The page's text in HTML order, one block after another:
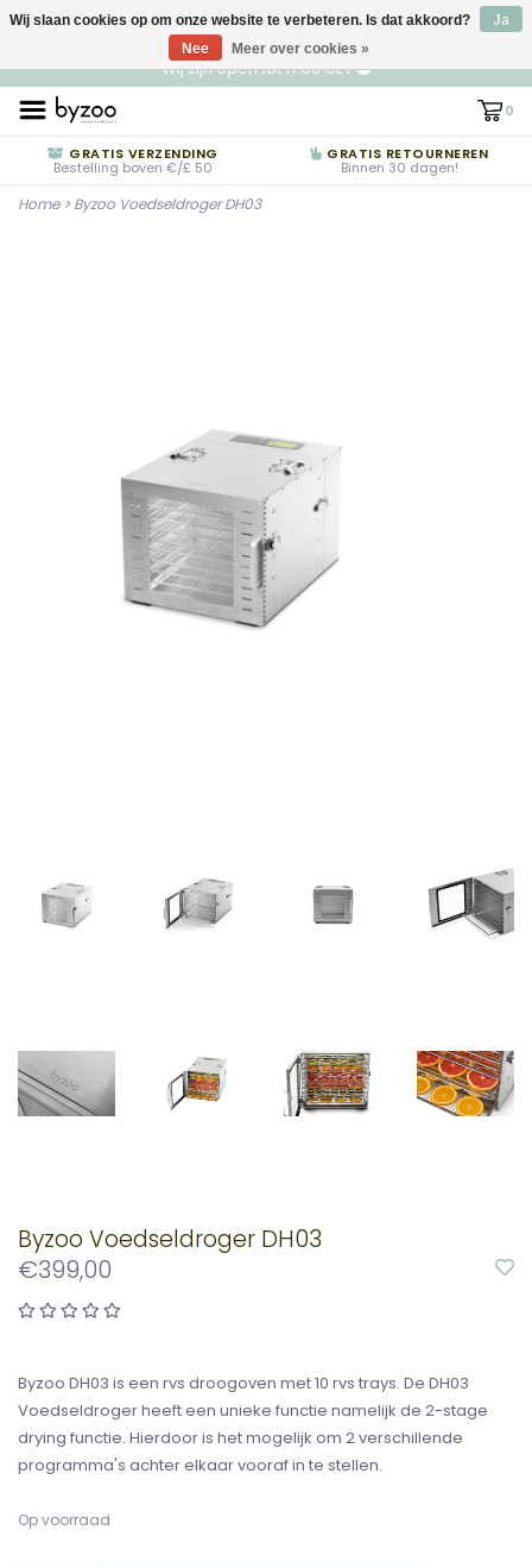
NL
€ EUR
Wij zijn open tot 17:00 CET
0
GRATIS VERZENDING
Bestelling boven €/£ 50
GRATIS RETOURNEREN
Binnen 30 dagen!
Home>Byzoo Voedseldroger DH03
Byzoo Voedseldroger DH03
€399,00
Byzoo DH03 is een rvs droogoven met 10 rvs trays. De DH03
Voedseldroger heeft een unieke functie namelijk de 2-stage
drying functie. Hierdoor is het mogelijk om 2 verschillende
programma's achter elkaar vooraf in te stellen.
Op voorraad
Wij slaan cookies op om onze website te verbeteren. Is dat akkoord?
Ja
Nee
Meer over cookies »